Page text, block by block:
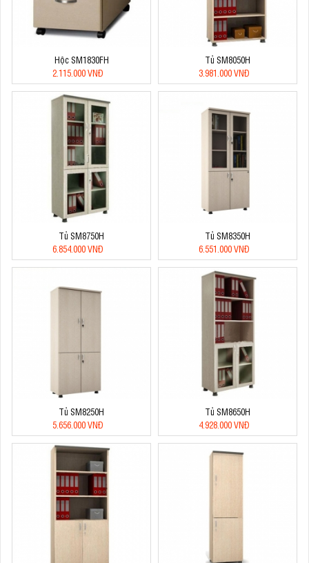
Hộc SM1830FH
2.115.000 VNĐ
Tủ SM8050H
3.981.000 VNĐ
Tủ SM8750H
6.854.000 VNĐ
Tủ SM8350H
6.551.000 VNĐ
Tủ SM8250H
5.656.000 VNĐ
Tủ SM8650H
4.928.000 VNĐ